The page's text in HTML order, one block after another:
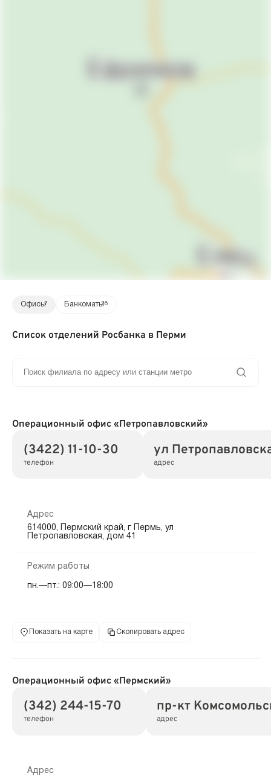
Офисы7 Банкоматы26
Список отделений Росбанка в Перми
Операционный офис «Петропавловский»
(3422) 11-10-30
телефон
ул
адрес
Адрес
614000, Пермский край, г Пермь, ул
Петропавловская, дом 41
Режим работы
пн.—пт.: 09:00—18:00
Показать на карте Скопировать адрес
Операционный офис «Пермский»
(342) 244-15-70
телефон
пр-кт
адрес
Адрес